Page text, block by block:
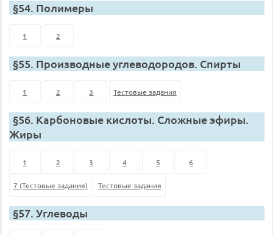
§54. Полимеры
1 2
§55. Производные углеводородов. Спирты
1 2 3 Тестовые задания
§56. Карбоновые кислоты. Сложные эфиры.
Жиры
1 2 3 4 5 6
7 (Тестовые задания) Тестовые задания
§57. Углеводы